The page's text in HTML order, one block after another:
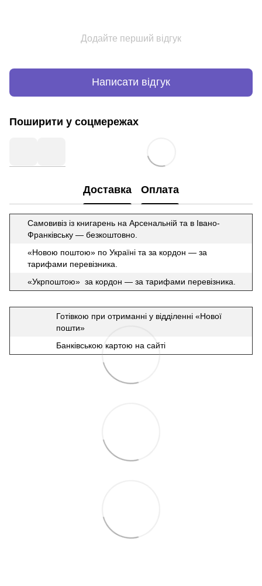
Додайте перший відгук
Написати відгук
Поширити у соцмережах
Доставка Оплата
Самовивіз із книгарень на Арсенальній та в Івано-
Франківську — безкоштовно.
«Новою поштою» по Україні та за кордон — за
тарифами перевізника.
«Укрпоштою» за кордон — за тарифами перевізника.
Готівкою при отриманні у відділенні «Нової
пошти»
Банківською картою на сайті